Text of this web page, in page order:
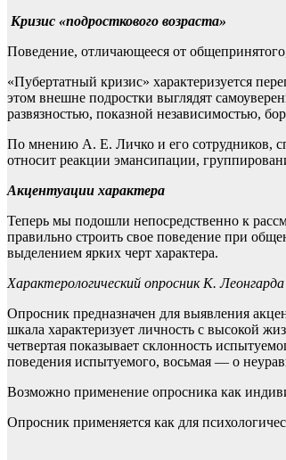
Кризис «подросткового возраста»
Поведение, отличающееся от
«Пубертатный кризис» характеризуется
этом внешне подростки выглядят
развязностью, показной независимостью,
По мнению А. Е. Личко и его сотрудников,
относит реакции эмансипации,
Акцентуации характера
Теперь мы подошли непосредственно к
правильно строить свое поведение при
выделением ярких черт характера.
Характерологический опросник К.
Опросник предназначен для выявления
шкала характеризует личность с высокой
четвертая показывает склонность
поведения испытуемого, восьмая — о
Возможно применение опросника как
Опросник применяется как для